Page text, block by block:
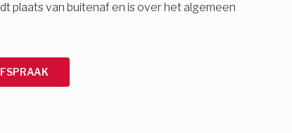
plaats van buitenaf en is over het algemeen